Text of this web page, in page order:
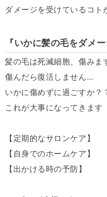
ダメージを受けているコト
『いかに髪の毛をダメ
髪の毛は死滅細胞、傷みま
傷んだら復活しません…
いかに傷めずに過ごすか？
これが大事になってきます
【定期的なサロンケア】
【自身でのホームケア】
【出かける時の予防】